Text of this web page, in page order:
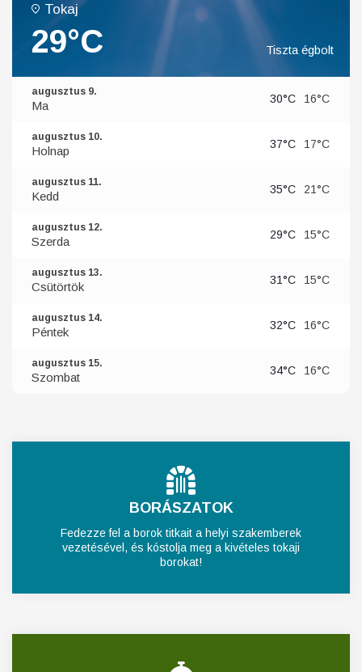
Tokaj
29°C Tiszta égbolt
augusztus 9.
Ma 30°C 16°C
augusztus 10.
Holnap 37°C 17°C
augusztus 11.
Kedd 35°C 21°C
augusztus 12.
Szerda 29°C 15°C
augusztus 13.
Csütörtök 31°C 15°C
augusztus 14.
Péntek 32°C 16°C
augusztus 15.
Szombat 34°C 16°C
BORÁSZATOK
Fedezze fel a borok titkait a helyi szakemberek
vezetésével, és kóstolja meg a kivételes tokaji
borokat!